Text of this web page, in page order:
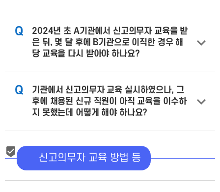
Q
2024년 초 A기관에서 신고의무자 교육을 받
은 뒤, 몇 달 후에 B기관으로 이직한 경우 해
당 교육을 다시 받아야 하나요?
Q
기관에서 신고의무자 교육 실시하였으나, 그
후에 채용된 신규 직원이 아직 교육을 이수하
지 못했는데 어떻게 해야 하나요?
신고의무자 교육 방법 등